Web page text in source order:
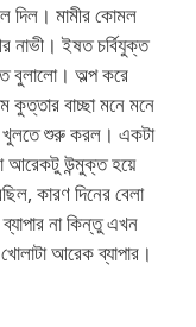
দিল। মামীর কোমল
নাভী। ইষত চর্বিযুক্ত
বুলালো। অল্প করে
বাচ্ছা মনে মনে
খুলতে শুরু করল। একটা
আরেকটু উন্মুক্ত হয়ে
কারণ দিনের বেলা
না কিন্তু এখন
আরেক ব্যাপার।